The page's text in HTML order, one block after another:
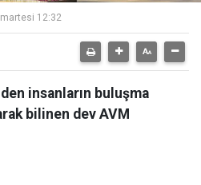
12:32
insanların buluşma
bilinen dev AVM